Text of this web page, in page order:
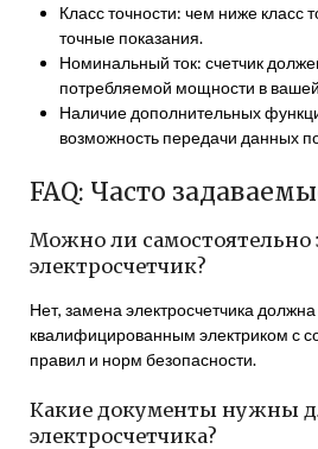
Класс точности: чем ниже класс
точные показания.
Номинальный ток: счетчик
потребляемой мощности в
Наличие дополнительных
возможность передачи данных
FAQ: Часто
Можно ли самостоятельно
электросчетчик?
Нет, замена электросчетчика
квалифицированным электриком с
правил и норм безопасности.
Какие документы нужны
электросчетчика?